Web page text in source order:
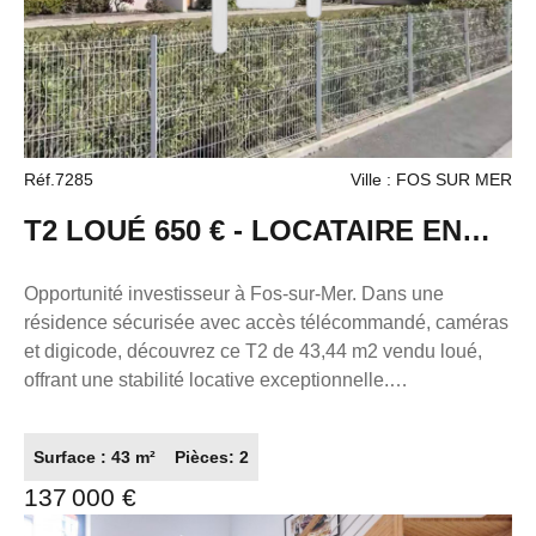
sous la responsabilité éditoriale de Christophe
MORINEAU-COOKS, entrepreneur individuel , (sans
détention de fonds) agent commercial du réseau France
Proprio immatriculé au RSAC de Toulouse sous le
numéro 848331179, titulaire de la carte de démarchage
immobilier pour le compte de la société France Proprio.
Réf.7285 Ville : FOS SUR MER
T2 LOUÉ 650 € - LOCATAIRE EN
PLACE DEPUIS 2010 - TERRASSE
+ PARKING - SPÉCIAL
Opportunité investisseur à Fos-sur-Mer. Dans une
résidence sécurisée avec accès télécommandé, caméras
et digicode, découvrez ce T2 de 43,44 m2 vendu loué,
offrant une stabilité locative exceptionnelle.
baignoire et une terrasse de 9 m2 idéale pour profiter des
beaux jours. Le bien dispose également d'une place de
parking privative et numérotée. Le locataire est en place
Surface : 43 m² Pièces: 2
137 000 €